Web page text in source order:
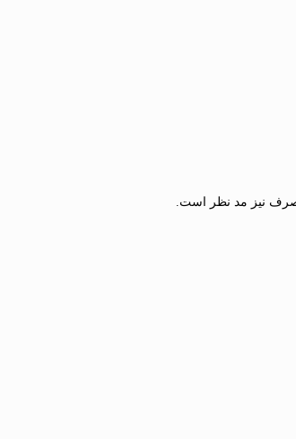
نیز مد نظر است.